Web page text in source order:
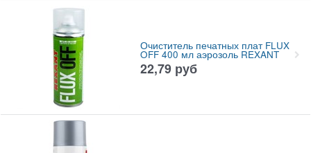
Очиститель печатных плат FLUX
OFF 400 мл аэрозоль REXANT
22,79 руб